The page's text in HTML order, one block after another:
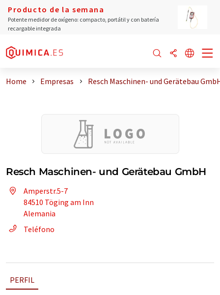
Producto de la semana
Potente medidor de oxígeno: compacto, portátil y con batería
recargable integrada
Home Empresas Resch Maschinen- und Gerätebau
Resch Maschinen- und Gerätebau GmbH
Amperstr.5-7
84510 Töging am Inn
Alemania
Teléfono
PERFIL